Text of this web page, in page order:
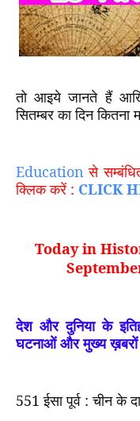
तो आइये जानते हैं
सितम्बर का दिन कितना
Education से
क्लिक करें : CLICK
Today in
देश और दुनिया के
घटनाओं और मुख्य ख़बरों
551 ईसा पूर्व : चीन के